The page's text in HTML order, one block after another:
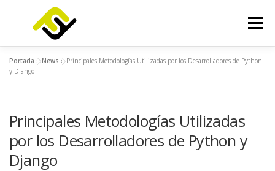
contenido
Menú
INICIO
FOCUSLAB KIT DIGITAL KIT CONSULTING
NOTICIAS
Portada »News »Principales Metodologías Utilizadas por los Desarrolladores de Python
y Django
Principales Metodologías Utilizadas
por los Desarrolladores de Python y
Django